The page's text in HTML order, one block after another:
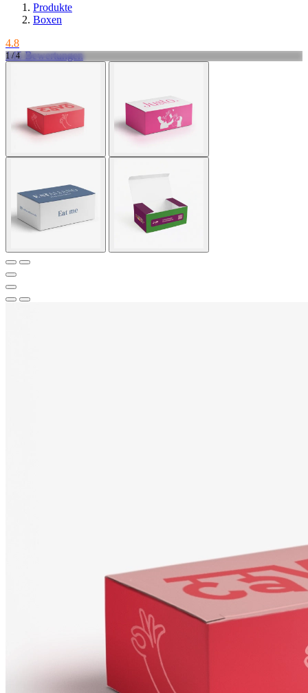
Produkte
Boxen
4.8
145 Bewertungen
1 / 4